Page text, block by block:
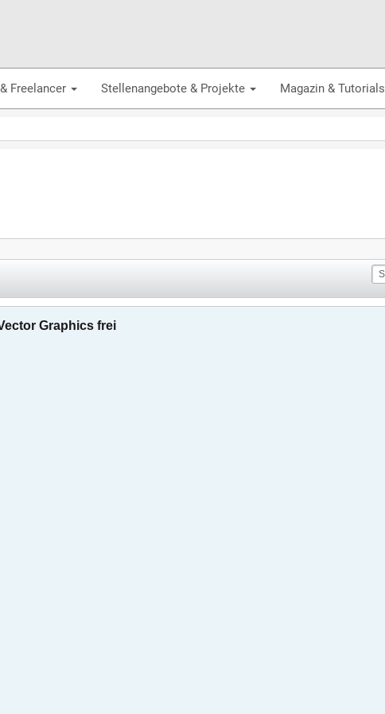
Freelancer Stellenangebote & Projekte Magazin & Tutorials
Graphics frei